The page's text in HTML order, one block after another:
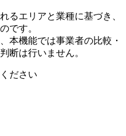
るエリアと業種に基づき、
です。
本機能では事業者の比較・
断は行いません。
ださい